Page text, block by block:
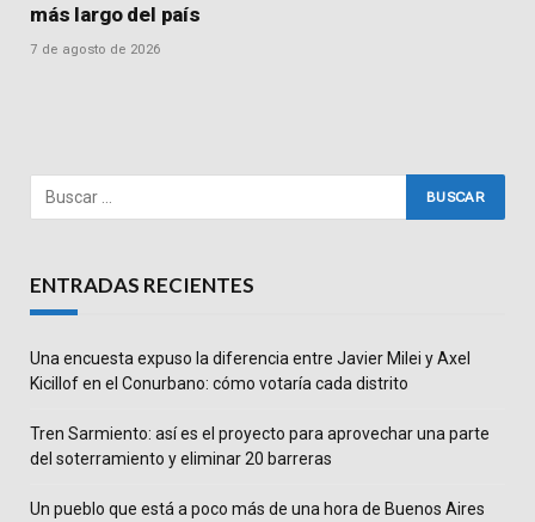
más largo del país
7 de agosto de 2026
ENTRADAS RECIENTES
Una encuesta expuso la diferencia entre Javier Milei y Axel
Kicillof en el Conurbano: cómo votaría cada distrito
Tren Sarmiento: así es el proyecto para aprovechar una parte
del soterramiento y eliminar 20 barreras
Un pueblo que está a poco más de una hora de Buenos Aires